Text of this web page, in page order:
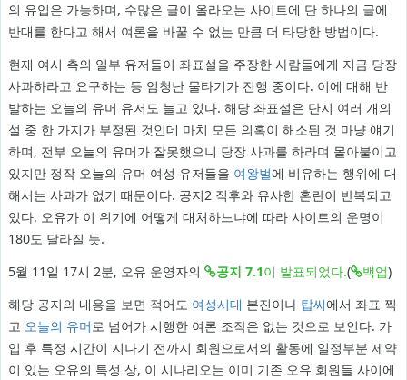
의 유입은 가능하며, 수많은 글이 올라오는 사이트에 단 하나의 글에
반대를 한다고 해서 여론을 바꿀 수 없는 만큼 더 타당한 방법이다.
현재 여시 측의 일부 유저들이 좌표설을 주장한 사람들에게 지금 당장
사과하라고 요구하는 등 엄청난 물타기가 진행 중이다. 이에 대해 반
발하는 오늘의 유머 유저도 늘고 있다. 해당 좌표설은 단지 여러 개의
설 중 한 가지가 부정된 것인데 마치 모든 의혹이 해소된 것 마냥 얘기
하며, 전부 오늘의 유머가 잘못했으니 당장 사과를 하라며 몰아붙이고
있지만 정작 오늘의 유머 여성 유저들을 여왕벌에 비유하는 행위에 대
해서는 사과가 없기 때문이다. 공지2 직후와 유사한 혼란이 반복되고
있다. 오유가 이 위기에 어떻게 대처하느냐에 따라 사이트의 운명이
180도 달라질 듯.
5월 11일 17시 2분, 오유 운영자의
공지 7.1이 발표되었다.( 백업)
해당 공지의 내용을 보면 적어도 여성시대 본진이나 탑씨에서 좌표 찍
고 오늘의 유머로 넘어가 시행한 여론 조작은 없는 것으로 보인다. 가
입 후 특정 시간이 지나기 전까지 회원으로서의 활동에 일정부분 제약
이 있는 오유의 특성 상, 이 시나리오는 이미 기존 오유 회원들 사이에